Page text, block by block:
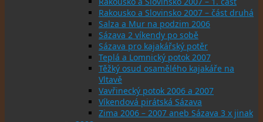
Rakousko a Slovinsko 2007 – část druhá
Salza a Mur na podzim 2006
Sázava 2 víkendy po sobě
Sázava pro kajakářský potěr
Teplá a Lomnický potok 2007
Těžký osud osamělého kajakáře na
Vltavě
Vavřinecký potok 2006 a 2007
Víkendová pirátská Sázava
Zima 2006 – 2007 aneb Sázava 3 x jinak